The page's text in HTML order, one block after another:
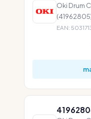
Oki Drum
EAN: